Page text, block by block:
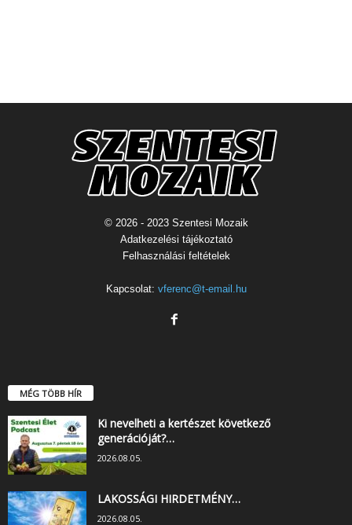
© 2026 - 2023 Szentesi Mozaik
Adatkezelési tájékoztató
Felhasználási feltételek
Kapcsolat: vferenc@t-email.hu
MÉG TÖBB HÍR
Ki nevelheti a kertészet következő
generációját?…
2026.08.05.
LAKOSSÁGI HIRDETMÉNY…
2026.08.05.